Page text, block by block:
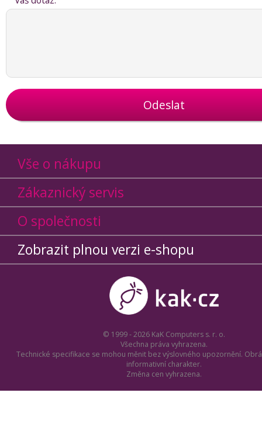
Odeslat
Vše o nákupu
Zákaznický servis
O společnosti
Zobrazit plnou verzi e-shopu
© 1999 - 2026 KaK Computers s. r. o.
Všechna práva vyhrazena.
Technické specifikace se mohou měnit bez výslovného upozornění.
informativní charakter.
Změna cen vyhrazena.